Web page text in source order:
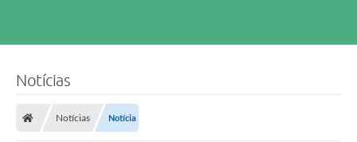
Notícias
Notícias Notícia